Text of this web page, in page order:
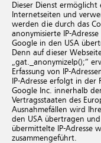
Dieser Dienst
Internetseiten und
werden die durch das
anonymisierte IP-
Google in den USA
Denn auf dieser
„gat._anonymizeIp();“
Erfassung von IP-
IP-Adresse erfolgt in der
Google Inc. innerhalb
Vertragsstaaten des
Ausnahmefällen wird
den USA übertragen
übermittelte IP-Adresse
zusammengeführt.